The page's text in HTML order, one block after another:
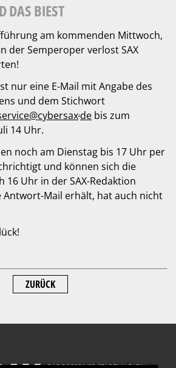
DAS BIEST
am kommenden Mittwoch,
der Semperoper verlost SAX
nur eine E-Mail mit Angabe des
und dem Stichwort
.de bis zum
14 Uhr.
noch am Dienstag bis 17 Uhr per
und können sich die
16 Uhr in der SAX-Redaktion
Antwort-Mail erhält, hat auch nicht
ZURÜCK